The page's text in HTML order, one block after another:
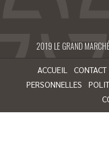
2019 LE GRAND
ACCUEIL CONTACT
PERSONNELLES